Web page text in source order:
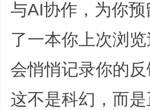
与AI协作，为你
了一本你上次浏
会悄悄记录你的
这不是科幻，而